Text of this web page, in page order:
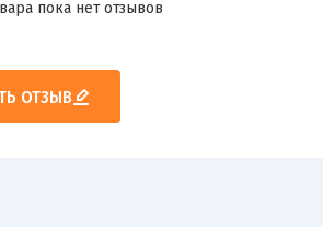
пока нет отзывов
ОТЗЫВ